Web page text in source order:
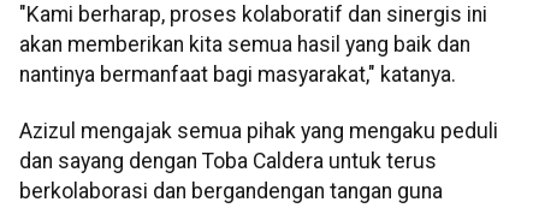
"Kami berharap, proses kolaboratif dan sinergis ini
akan memberikan kita semua hasil yang baik dan
nantinya bermanfaat bagi masyarakat," katanya.
Azizul mengajak semua pihak yang mengaku peduli
dan sayang dengan Toba Caldera untuk terus
berkolaborasi dan bergandengan tangan guna